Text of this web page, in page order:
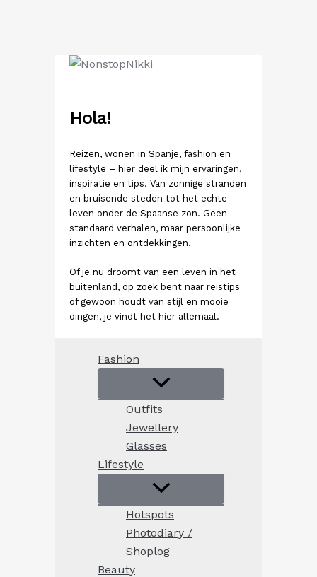
Hola!
Reizen, wonen in Spanje, fashion en
lifestyle – hier deel ik mijn ervaringen,
inspiratie en tips. Van zonnige stranden
en bruisende steden tot het echte
leven onder de Spaanse zon. Geen
standaard verhalen, maar persoonlijke
inzichten en ontdekkingen.
Of je nu droomt van een leven in het
buitenland, op zoek bent naar reistips
of gewoon houdt van stijl en mooie
dingen, je vindt het hier allemaal.
Fashion
Outfits
Jewellery
Glasses
Lifestyle
Hotspots
Photodiary /
Shoplog
Beauty